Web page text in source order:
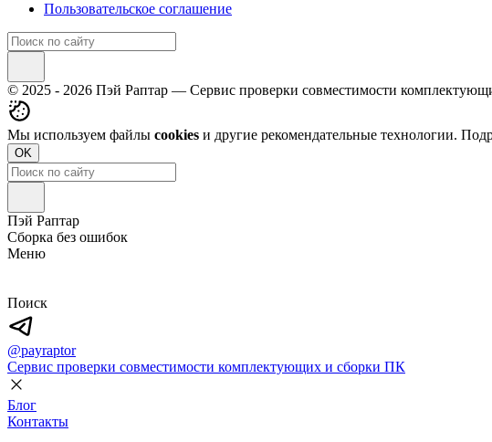
Пользовательское соглашение
© 2025 - 2026 Пэй Раптар — Сервис проверки совместимости
Мы используем файлы cookies и другие рекомендательные технологии.
OK
Пэй Раптар
Сборка без ошибок
Меню
Поиск
@payraptor
Сервис проверки совместимости комплектующих и сборки ПК
Блог
Контакты